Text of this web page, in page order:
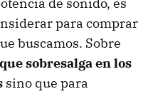
de sonido, es
para comprar
buscamos. Sobre
sobresalga en los
sino que para